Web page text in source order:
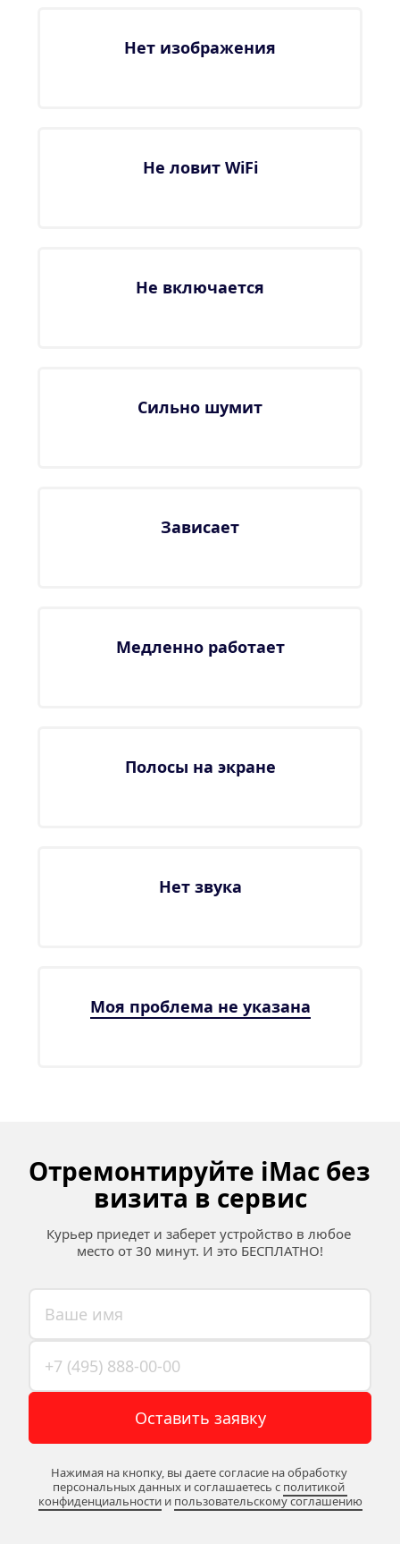
Нет изображения
Не ловит WiFi
Не включается
Сильно шумит
Зависает
Медленно работает
Полосы на экране
Нет звука
Моя проблема не указана
Отремонтируйте iMac без
визита в сервис
Курьер приедет и заберет устройство в любое
место от 30 минут. И это БЕСПЛАТНО!
Оставить заявку
Нажимая на кнопку, вы даете согласие на обработку
персональных данных и соглашаетесь c политикой
конфиденциальности и пользовательскому соглашению